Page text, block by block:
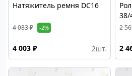
Натяжитель ремня DC16
4 083 ₽ -2%
4 003 ₽ 2шт.
38/
2
2